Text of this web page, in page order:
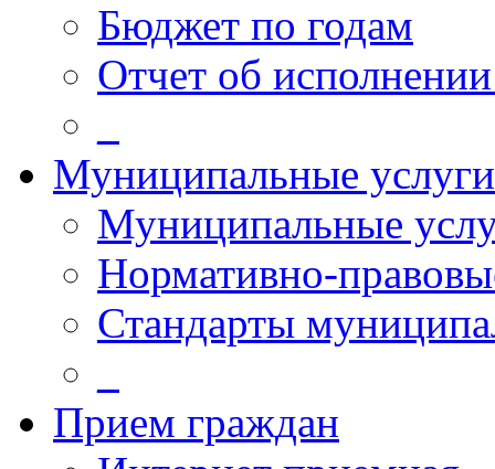
Бюджет по годам
Отчет об
Муниципальные услуги
Муниципальные
Нормативно-
Стандарты
Прием граждан